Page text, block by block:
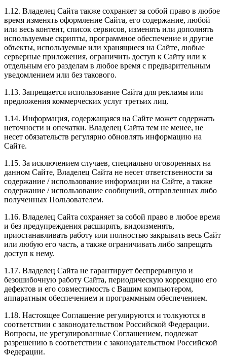
1.12. Владелец Сайта также сохраняет за собой право в любое
время изменять оформление Сайта, его содержание, любой
или весь контент, список сервисов, изменять или дополнять
используемые скрипты, программное обеспечение и другие
объекты, используемые или хранящиеся на Сайте, любые
серверные приложения, ограничить доступ к Сайту или к
отдельным его разделам в любое время с предварительным
уведомлением или без такового.
1.13. Запрещается использование Сайта для рекламы или
предложения коммерческих услуг третьих лиц.
1.14. Информация, содержащаяся на Сайте может содержать
неточности и опечатки. Владелец Сайта тем не менее, не
несет обязательств регулярно обновлять информацию на
Сайте.
1.15. За исключением случаев, специально оговоренных на
данном Сайте, Владелец Сайта не несет ответственности за
содержание / использование информации на Сайте, а также
содержание / использование сообщений, отправленных либо
полученных Пользователем.
1.16. Владелец Сайта сохраняет за собой право в любое время
и без предупреждения расширять, видоизменять,
приостанавливать работу или полностью закрывать весь Сайт
или любую его часть, а также ограничивать либо запрещать
доступ к нему.
1.17. Владелец Сайта не гарантирует беспрерывную и
безошибочную работу Сайта, периодическую коррекцию его
дефектов и его совместимость с Вашим компьютером,
аппаратным обеспечением и программным обеспечением.
1.18. Настоящее Соглашение регулируются и толкуются в
соответствии с законодательством Российской Федерации.
Вопросы, не урегулированные Соглашением, подлежат
разрешению в соответствии с законодательством Российской
Федерации.